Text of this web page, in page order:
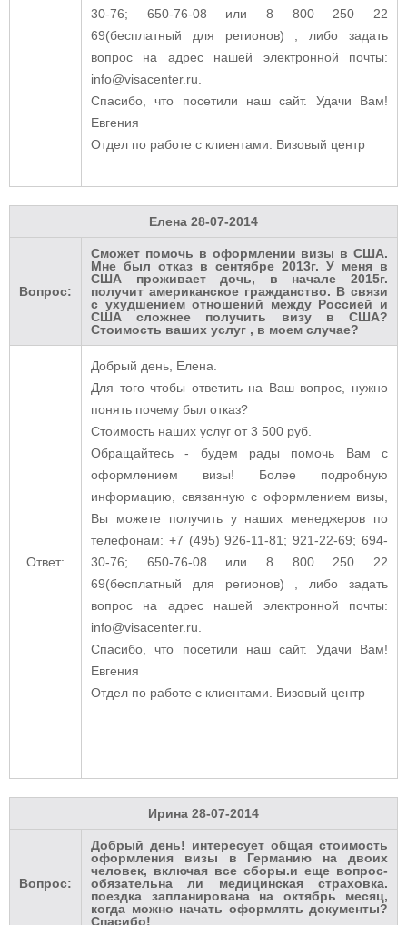
30-76; 650-76-08 или 8 800 250 22
69(бесплатный для регионов) , либо задать
вопрос на адрес нашей электронной почты:
info@visacenter.ru.
Спасибо, что посетили наш сайт. Удачи Вам!
Евгения
Отдел по работе с клиентами. Визовый центр
Елена 28-07-2014
Вопрос:
Сможет помочь в оформлении визы в США.
Мне был отказ в сентябре 2013г. У меня в
США проживает дочь, в начале 2015г.
получит американское гражданство. В связи
с ухудшением отношений между Россией и
США сложнее получить визу в США?
Стоимость ваших услуг , в моем случае?
Ответ:
Добрый день, Елена.
Для того чтобы ответить на Ваш вопрос, нужно
понять почему был отказ?
Стоимость наших услуг от 3 500 руб.
Обращайтесь - будем рады помочь Вам с
оформлением визы! Более подробную
информацию, связанную с оформлением визы,
Вы можете получить у наших менеджеров по
телефонам: +7 (495) 926-11-81; 921-22-69; 694-
30-76; 650-76-08 или 8 800 250 22
69(бесплатный для регионов) , либо задать
вопрос на адрес нашей электронной почты:
info@visacenter.ru.
Спасибо, что посетили наш сайт. Удачи Вам!
Евгения
Отдел по работе с клиентами. Визовый центр
Ирина 28-07-2014
Вопрос:
Добрый день! интересует общая стоимость
оформления визы в Германию на двоих
человек, включая все сборы.и еще вопрос-
обязательна ли медицинская страховка.
поездка запланирована на октябрь месяц,
когда можно начать оформлять документы?
Спасибо!